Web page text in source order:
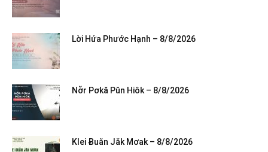
Lời Hứa Phước Hạnh – 8/8/2026
Nơ̆r Pơkă Pŭn Hiôk – 8/8/2026
Klei Ƀuăn Jăk Mơak – 8/8/2026